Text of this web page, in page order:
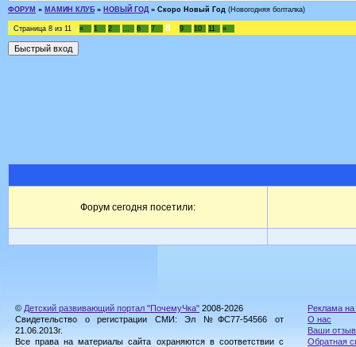
ФОРУМ » МАМИН КЛУБ » НОВЫЙ ГОД » Скоро Новый Год (Новогодняя болталка)
Страница 8 из 11 « 1 2 … 6 7 8 9 10 11 »
Форум сегодня посетили:
© Детский развивающий портал "ПочемуЧка" 2008-2026
Свидетельство о регистрации СМИ: Эл №ФС77-54566 от
21.06.2013г.
Все права на материалы сайта охраняются в соответствии с
Реклама на
О нас
Ваши
Обратная